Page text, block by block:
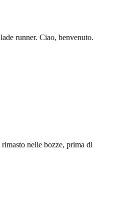
runner. Ciao, benvenuto.
nelle bozze, prima di